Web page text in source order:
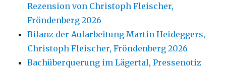
Rezension von Christoph Fleischer,
Fröndenberg 2026
Bilanz der Aufarbeitung Martin Heideggers,
Christoph Fleischer, Fröndenberg 2026
Bachüberquerung im Lägertal, Pressenotiz